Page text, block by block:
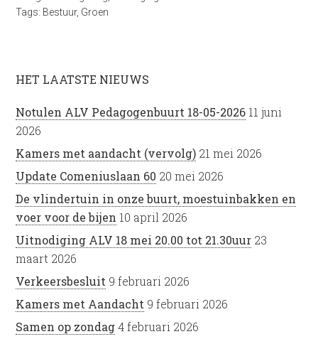
Tags: Bestuur, Groen
HET LAATSTE NIEUWS
Notulen ALV Pedagogenbuurt 18-05-2026 11 juni
2026
Kamers met aandacht (vervolg) 21 mei 2026
Update Comeniuslaan 60 20 mei 2026
De vlindertuin in onze buurt, moestuinbakken en
voer voor de bijen 10 april 2026
Uitnodiging ALV 18 mei 20.00 tot 21.30uur 23
maart 2026
Verkeersbesluit 9 februari 2026
Kamers met Aandacht 9 februari 2026
Samen op zondag 4 februari 2026